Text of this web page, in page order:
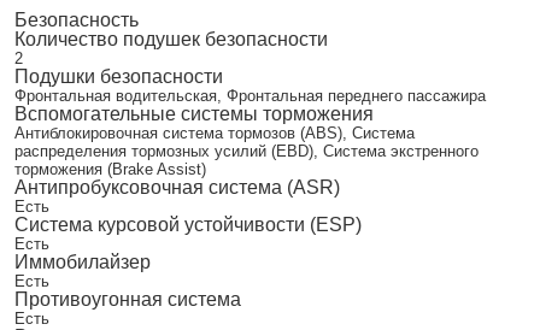
Безопасность
Количество подушек безопасности
2
Подушки безопасности
Фронтальная водительская, Фронтальная переднего пассажира
Вспомогательные системы торможения
Антиблокировочная система тормозов (ABS), Система
распределения тормозных усилий (EBD), Система экстренного
торможения (Brake Assist)
Антипробуксовочная система (ASR)
Есть
Система курсовой устойчивости (ESP)
Есть
Иммобилайзер
Есть
Противоугонная система
Есть